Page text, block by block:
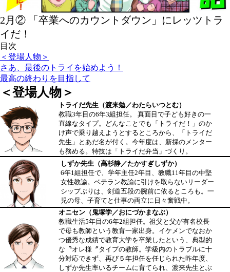
2月② 「卒業へのカウントダウン」にレッツトラ
イだ！
目次
＜登場人物＞
さあ、最後のトライを始めよう！
最高の終わりを目指して
＜登場人物＞
トライだ先生（渡来勉／わたらいつとむ）
教職3年目の6年3組担任。 真面目で子ども好きの一
直線なタイプ。どんなことでも「トライだ！」のか
け声で乗り越えようとするところから、「トライだ
先生」とあだ名が付く。今年度は、新採のメンター
も務める。特技は「トライだ弁当」づくり。
しずか先生（高杉静／たかすぎしずか）
6年1組担任で、学年主任2年目、教職11年目の中堅
女性教諭。ベテラン教諭に引けを取らないリーダー
シップぶりは、剣道五段の腕前に依るところも。一
児の母、子育てと仕事の両立に日々奮戦中。
オニセン（鬼塚学／おにづかまなぶ）
教職生活5年目の6年2組担任。祖父と父が有名校長
で母も教師という教育一家出身。イケメンでなおか
つ優秀な成績で教育大学を卒業したという、典型的
な〝オレ様〞タイプの教師。学級内のトラブルに十
分対応できず、再び５年担任を任じられた昨年度、
しずか先生率いるチームに育てられ、渡来先生とぶ